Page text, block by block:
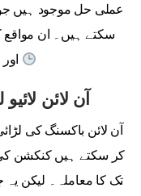
عملی حل موجود ہیں جو
سکتے ہیں۔ ان مواقع
آن لائن
آن لائن باکسنگ کی
کر سکتے ہیں کنکشن
تک کا معاملہ۔ لیکن